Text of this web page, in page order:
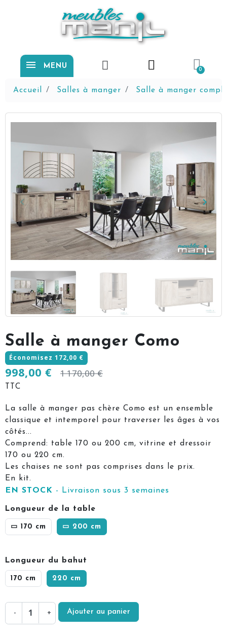
MENU
Accueil Salles à manger Salle à manger
Précédent
keyboard_arrow_left keyboard_arrow_right
Salle à manger Como
Économisez 172,00 €
998,00 € 1 170,00 €
TTC
La salle à manger pas chère Como est un ensemble
classique et intemporel pour traverser les âges à vos
côtés...
Comprend: table 170 ou 200 cm, vitrine et dressoir
170 ou 220 cm.
Les chaises ne sont pas comprises dans le prix.
En kit.
EN STOCK - Livraison sous 3 semaines
Longueur de la table
▭ 170 cm ▭ 200 cm
Longueur du bahut
170 cm 220 cm
- + Ajouter au panier